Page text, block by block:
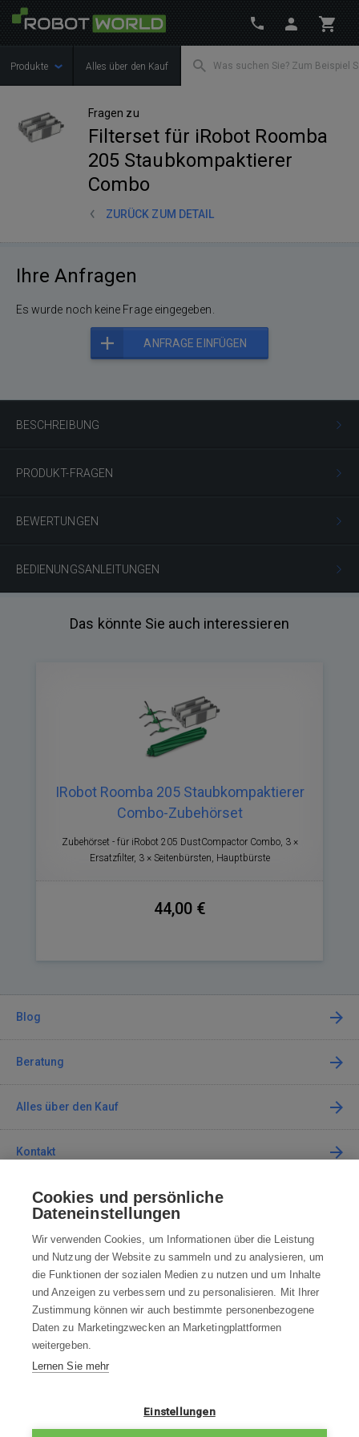
Produkte Alles über den Kauf
Fragen zu
Filterset für iRobot Roomba
205 Staubkompaktierer
Combo
ZURÜCK ZUM DETAIL
BESCHREIBUNG
PRODUKT-FRAGEN
BEWERTUNGEN
BEDIENUNGSANLEITUNGEN
Ihre Anfragen
Es wurde noch keine Frage eingegeben.
ANFRAGE EINFÜGEN
Das könnte Sie auch interessieren
IRobot Roomba 205 Staubkompaktierer
Combo-Zubehörset
Zubehörset - für iRobot 205 DustCompactor Combo, 3 ×
Ersatzfilter, 3 × Seitenbürsten, Hauptbürste
44,00 €
Blog
Beratung
Alles über den Kauf
Kontakt
Kontaktieren Sie uns
info@robotworld.de
+49 25 197 159 962 Mo-Fr 8:00—16:00 Uhr
ALLE KONTAKTE
WIDERRUFSBELEHRUNG
DATENSCHUTZERKLÄRUNG
Cookies und persönliche
Dateneinstellungen
Wir verwenden Cookies, um Informationen über die Leistung
und Nutzung der Website zu sammeln und zu analysieren, um
die Funktionen der sozialen Medien zu nutzen und um Inhalte
und Anzeigen zu verbessern und zu personalisieren. Mit Ihrer
Zustimmung können wir auch bestimmte personenbezogene
Daten zu Marketingzwecken an Marketingplattformen
weitergeben.
Lernen Sie mehr
Einstellungen